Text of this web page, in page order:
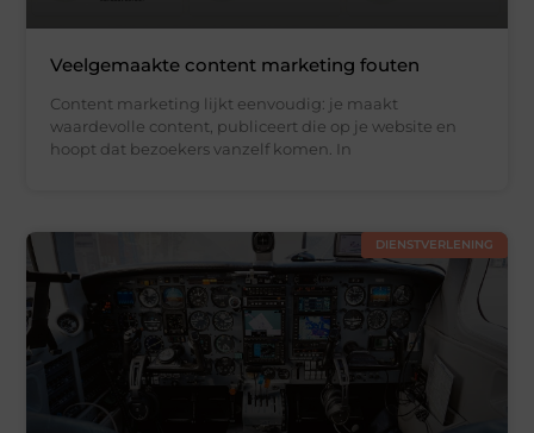
Veelgemaakte content marketing fouten
Content marketing lijkt eenvoudig: je maakt
waardevolle content, publiceert die op je website en
hoopt dat bezoekers vanzelf komen. In
DIENSTVERLENING